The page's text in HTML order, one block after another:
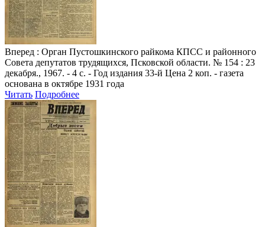
Вперед : Орган Пустошкинского райкома КПСС и районного
Совета депутатов трудящихся, Псковской области. № 154 : 23
декабря., 1967. - 4 с. - Год издания 33-й Цена 2 коп. - газета
основана в октябре 1931 года
Читать Подробнее